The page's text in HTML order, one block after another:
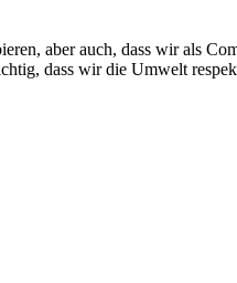
aber auch, dass wir als
dass wir die Umwelt